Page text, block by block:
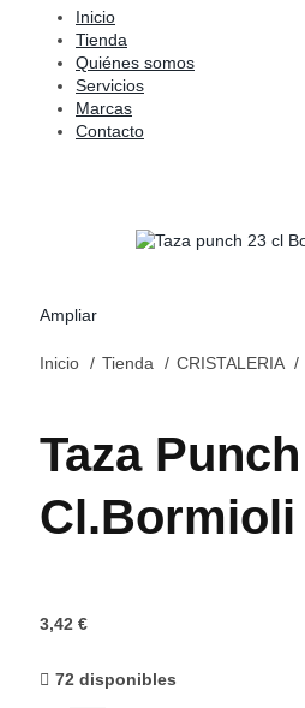
Inicio
Tienda
Quiénes somos
Servicios
Marcas
Contacto
Ampliar
Inicio Tienda CRISTALERIA
Taza
Cl.Bormioli
3,42 €
72 disponibles